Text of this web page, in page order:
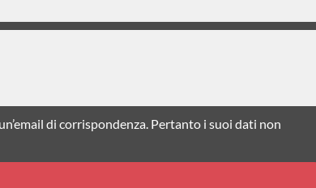
di corrispondenza. Pertanto i suoi dati non